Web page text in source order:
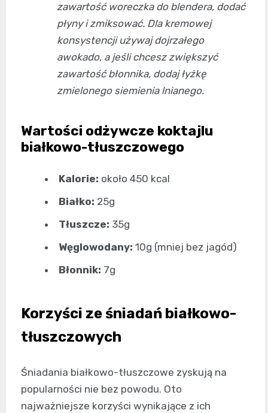
zawartość woreczka do blendera, dodać
płyny i zmiksować. Dla kremowej
konsystencji używaj dojrzałego
awokado, a jeśli chcesz zwiększyć
zawartość błonnika, dodaj łyżkę
zmielonego siemienia lnianego.
Wartości odżywcze koktajlu
białkowo-tłuszczowego
Kalorie: około 450 kcal
Białko: 25g
Tłuszcze: 35g
Węglowodany: 10g (mniej bez jagód)
Błonnik: 7g
Korzyści ze śniadań białkowo-
tłuszczowych
Śniadania białkowo-tłuszczowe zyskują na
popularności nie bez powodu. Oto
najważniejsze korzyści wynikające z ich